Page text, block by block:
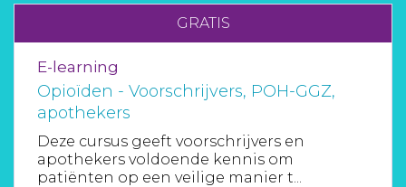
GRATIS
E-learning
Opioïden - Voorschrijvers, POH-GGZ,
apothekers
Deze cursus geeft voorschrijvers en
apothekers voldoende kennis om
patiënten op een veilige manier t...